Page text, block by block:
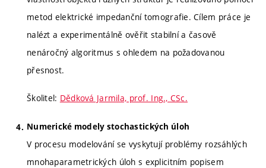
metod elektrické impedanční tomografie. Cílem práce je
nalézt a experimentálně ověřit stabilní a časově
nenáročný algoritmus s ohledem na požadovanou
přesnost.
Školitel: Dědková Jarmila, prof. Ing., CSc.
Numerické modely stochastických úloh
V procesu modelování se vyskytují problémy rozsáhlých
mnohaparametrických úloh s explicitním popisem